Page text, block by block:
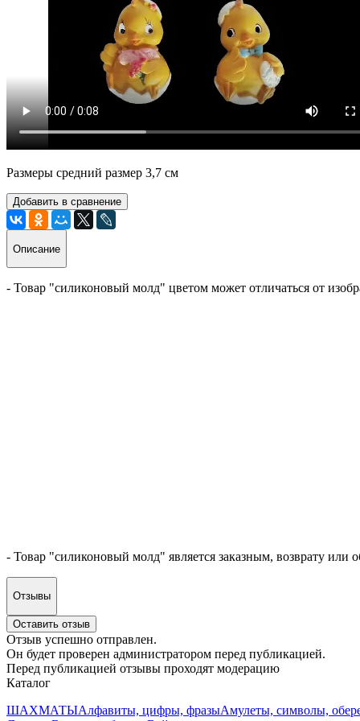
Размеры средний размер 3,7 см
Добавить в сравнение
Описание
- Товар "силиконовый молд" цветом может отличаться от
- Товар "силиконовый молд" является заказным, возврату или
Отзывы
Оставить отзыв
Отзыв успешно отправлен.
Он будет проверен администратором перед публикацией.
Перед публикацией отзывы проходят модерацию
Каталог
ШАХМАТЫАлфавиты, цифры, фразыАмулеты, символы,